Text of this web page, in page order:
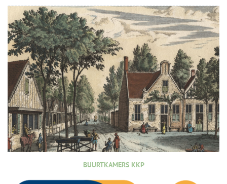
BUURTKAMERS KKP